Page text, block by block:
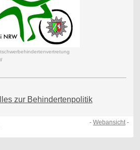
zur Behindertenpolitik
-Webansicht-